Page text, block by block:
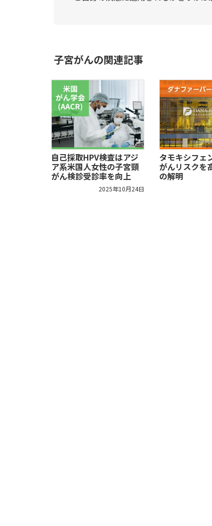
子宮がんの関連記事
自己採取HPV検査はアジ
ア系米国人女性の子宮頸
がん検診受診率を向上
2025年10月24日
タモキシフェ
がんリスクを
の解明